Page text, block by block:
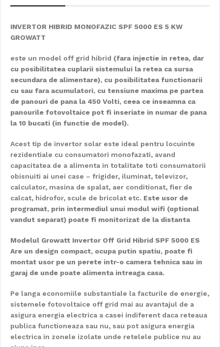
INVERTOR HIBRID MONOFAZIC SPF 5000 ES 5 KW
GROWATT
este un model off grid hibrid (fara injectie in retea, dar
cu posibilitatea cuplarii sistemului la retea ca sursa
secundara de alimentare), cu posibilitatea functionarii
cu sau fara acumulatori, cu tensiune maxima pe partea
de panouri de pana la 450 Volti, ceea ce inseamna ca
panourile fotovoltaice pot fi inseriate in numar de pana
la 10 bucati (in functie de model).
Acest tip de invertor solar este ideal pentru locuinte
rezidentiale cu consumatori monofazati, avand
capacitatea de a alimenta in totalitate toti consumatorii
obisnuiti ai unei case – frigider, iluminat, televizor,
calculator, masina de spalat, aer conditionat, fier de
calcat, hidrofor, scule de bricolat etc. Este usor de
programat, prin intermediul unui modul wifi (optional
vandut separat) poate fi monitorizat de la distanta
Modelul Growatt Invertor Off Grid Hibrid SPF 5000 ES
Are un design compact, ocupa putin spatiu, poate fi
montat usor pe un perete intr-o camera tehnica sau in
garaj de unde poate alimenta intreaga casa.
Pe langa economiile substantiale la facturile de energie,
sistemele fotovoltaice off grid mai au avantajul de a
asigura energia electrica a casei indiferent daca reteaua
publica functioneaza sau nu, sau pot asigura energia
electrica in zonele izolate unde retelele publice nu au